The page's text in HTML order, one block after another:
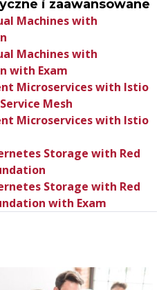
i zaawansowane
Machines with
Machines with
with Exam
Microservices with Istio
Mesh
Microservices with Istio
Storage with Red
Storage with Red
with Exam